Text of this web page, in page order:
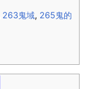
263鬼域, 265鬼的